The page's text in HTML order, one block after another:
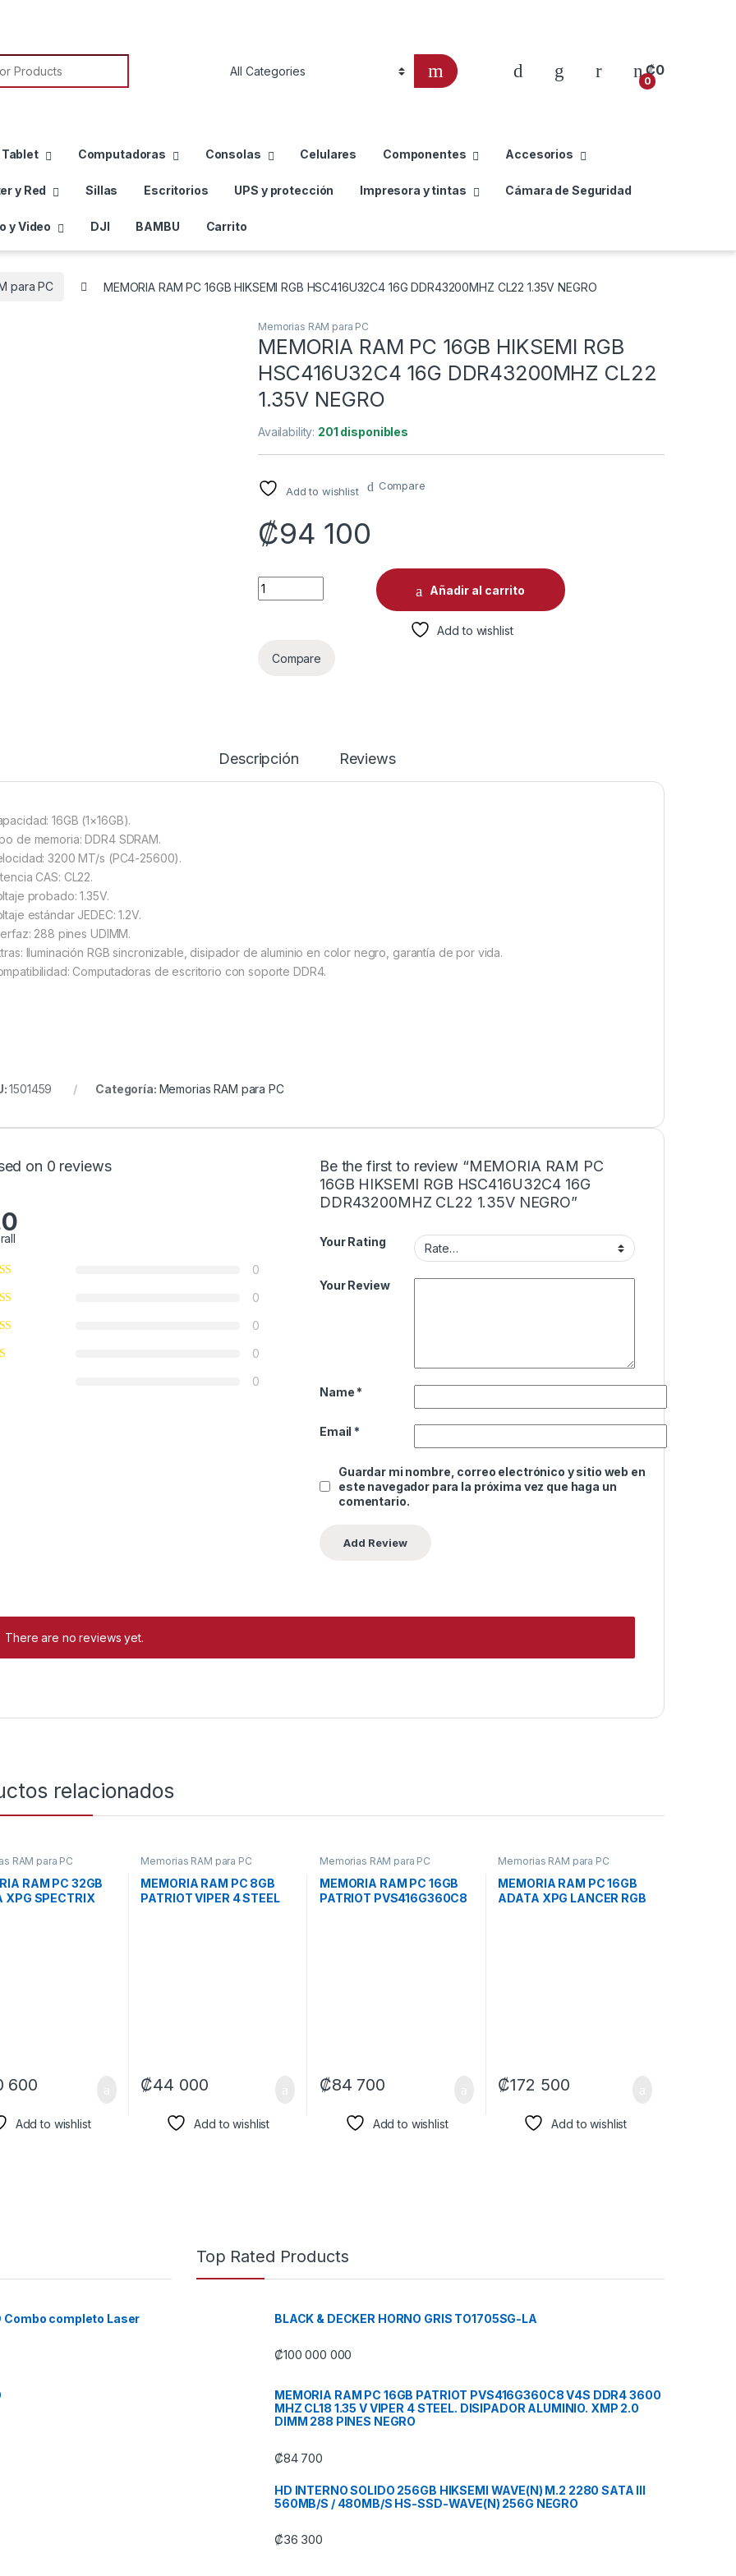
0
₡0
Computadoras Consolas Celulares Componentes Accesorios
y Red Sillas Escritorios UPS y protección Impresora y tintas Cámara de Seguridad
y Video DJI BAMBU Carrito
para PC MEMORIA RAM PC 16GB HIKSEMI RGB HSC416U32C4 16G DDR43200MHZ CL22 1.35V NEGRO
Memorias RAM para PC
MEMORIA RAM PC 16GB HIKSEMI RGB
HSC416U32C4 16G DDR43200MHZ CL22
1.35V NEGRO
Availability: 201 disponibles
Add to wishlist Compare
₡94 100
MEMORIA RAM PC 16GB HIKSEMI RGB HSC416U32C4 16G DDR43200MHZ CL22
Añadir al carrito
Add to wishlist
Compare
Descripción Reviews
16GB (1×16GB).
de memoria: DDR4 SDRAM.
3200 MT/s (PC4-25600).
CAS: CL22.
probado: 1.35V.
estándar JEDEC: 1.2V.
288 pines UDIMM.
Iluminación RGB sincronizable, disipador de aluminio en color negro, garantía de por vida.
Computadoras de escritorio con soporte DDR4.
1501459 Categoría: Memorias RAM para PC
on 0 reviews
0
0
0
0
0
Be the first to review “MEMORIA RAM PC
16GB HIKSEMI RGB HSC416U32C4 16G
DDR43200MHZ CL22 1.35V NEGRO”
Your Rating
Your Review
Name *
Email *
Guardar mi nombre, correo electrónico y sitio web en
este navegador para la próxima vez que haga un
comentario.
There are no reviews yet.
relacionados
RAM para PC
RAM PC 32GB
XPG SPECTRIX
600
Add to wishlist
Memorias RAM para PC
MEMORIA RAM PC 8GB
PATRIOT VIPER 4 STEEL
₡44 000
Add to wishlist
Memorias RAM para PC
MEMORIA RAM PC 16GB
PATRIOT PVS416G360C8
₡84 700
Add to wishlist
Memorias RAM para PC
MEMORIA RAM PC 16GB
ADATA XPG LANCER RGB
₡172 500
Add to wishlist
Combo completo Laser
Top Rated Products
BLACK & DECKER HORNO GRIS TO1705SG-LA
₡100 000 000
MEMORIA RAM PC 16GB PATRIOT PVS416G360C8 V4S DDR4 3600
MHZ CL18 1.35 V VIPER 4 STEEL. DISIPADOR ALUMINIO. XMP 2.0
DIMM 288 PINES NEGRO
₡84 700
HD INTERNO SOLIDO 256GB HIKSEMI WAVE(N) M.2 2280 SATA III
560MB/S / 480MB/S HS-SSD-WAVE(N) 256G NEGRO
₡36 300